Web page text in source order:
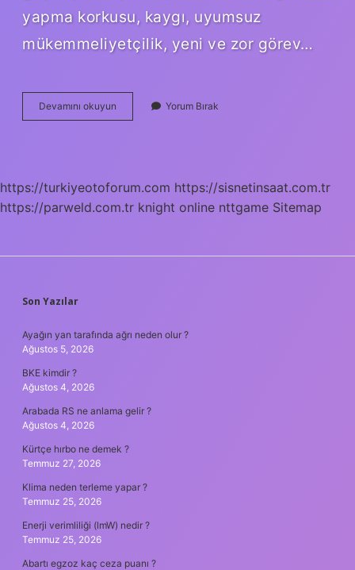
yapma korkusu, kaygı, uyumsuz
mükemmeliyetçilik, yeni ve zor görev…
Devamını okuyun
Engelleme
Yorum Bırak
https://turkiyeotoforum.com https://sisnetinsaat.com.tr
https://parweld.com.tr knight online nttgame Sitemap
SIDEBAR
Son Yazılar
Ayağın yan tarafında ağrı neden olur ?
Ağustos 5, 2026
BKE kimdir ?
Ağustos 4, 2026
Arabada RS ne anlama gelir ?
Ağustos 4, 2026
Kürtçe hırbo ne demek ?
Temmuz 27, 2026
Klima neden terleme yapar ?
Temmuz 25, 2026
Enerji verimliliği (lmW) nedir ?
Temmuz 25, 2026
Abartı egzoz kaç ceza puanı ?